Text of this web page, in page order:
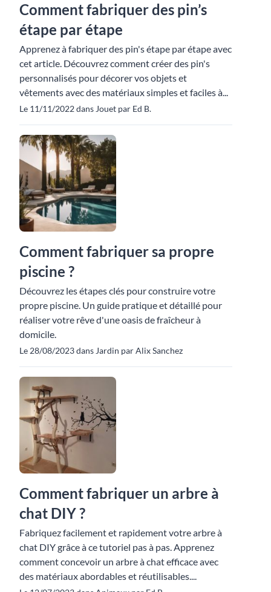
Comment fabriquer des pin’s
étape par étape
Apprenez à fabriquer des pin's étape par étape avec
cet article. Découvrez comment créer des pin's
personnalisés pour décorer vos objets et
vêtements avec des matériaux simples et faciles à...
Le 11/11/2022 dans Jouet par Ed B.
Comment fabriquer sa propre
piscine ?
Découvrez les étapes clés pour construire votre
propre piscine. Un guide pratique et détaillé pour
réaliser votre rêve d'une oasis de fraîcheur à
domicile.
Le 28/08/2023 dans Jardin par Alix Sanchez
Comment fabriquer un arbre à
chat DIY ?
Fabriquez facilement et rapidement votre arbre à
chat DIY grâce à ce tutoriel pas à pas. Apprenez
comment concevoir un arbre à chat efficace avec
des matériaux abordables et réutilisables....